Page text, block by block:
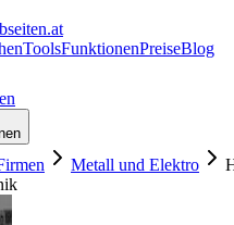
ToolsFunktionenPreiseBlog
Metall und Elektro